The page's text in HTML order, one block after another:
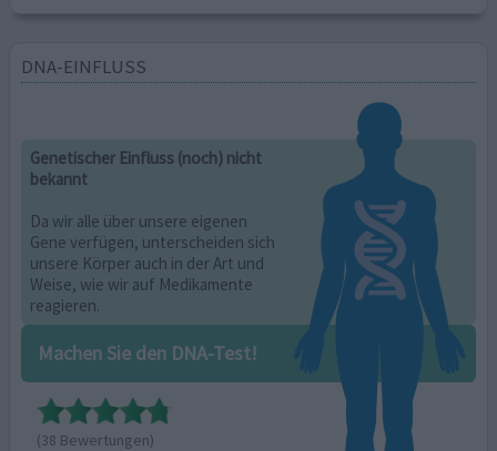
DNA-EINFLUSS
Genetischer Einfluss (noch) nicht
bekannt
Da wir alle über unsere eigenen
Gene verfügen, unterscheiden sich
unsere Körper auch in der Art und
Weise, wie wir auf Medikamente
reagieren.
Machen Sie den DNA-Test!
(38 Bewertungen)